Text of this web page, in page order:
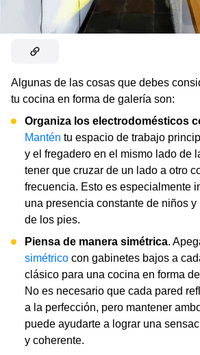
Algunas de las cosas que debes
tu cocina en forma de galería son:
Organiza los electrodomésticos
Mantén tu espacio de trabajo
y el fregadero en el mismo lado de
tener que cruzar de un lado a otro
frecuencia. Esto es especialmente
una presencia constante de niños
de los pies.
Piensa de manera simétrica.
simétrico con gabinetes bajos a
clásico para una cocina en forma
No es necesario que cada pared
a la perfección, pero mantener
puede ayudarte a lograr una
y coherente.